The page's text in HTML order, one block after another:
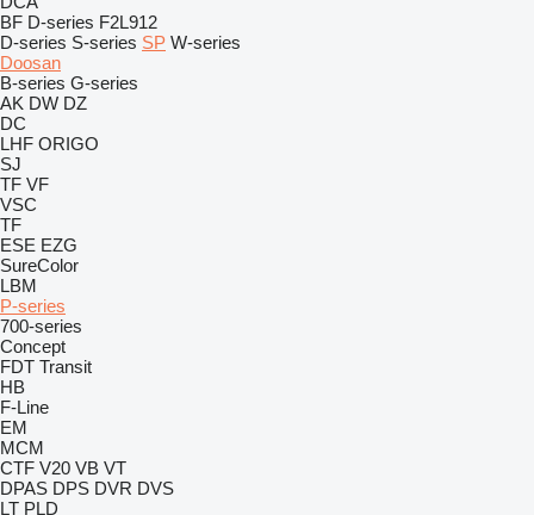
BF D-series F2L912
D-series S-series SP W-series
Doosan
B-series G-series
AK DW DZ
DC
LHF ORIGO
SJ
TF VF
VSC
TF
ESE EZG
SureColor
LBM
P-series
700-series
Concept
FDT Transit
HB
F-Line
EM
MCM
CTF V20 VB VT
DPAS DPS DVR DVS
LT PLD